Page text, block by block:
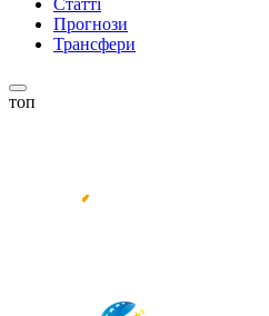
Статті
Прогнози
Трансфери
топ